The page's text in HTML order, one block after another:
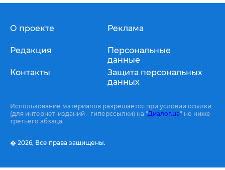
О проекте
Редакция
Контакты
Реклама
Персональные
данные
Защита персональных
данных
Использование материалов разрешается при условии ссылки
(для интернет-изданий - гиперссылки) на "Диалог.ua" не ниже
третьего абзаца.
� 2026, Все права защищены.